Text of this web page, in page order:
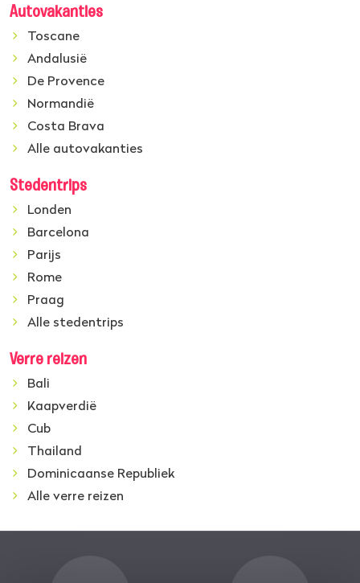
Autovakanties
Toscane
Andalusië
De Provence
Normandië
Costa Brava
Alle autovakanties
Stedentrips
Londen
Barcelona
Parijs
Rome
Praag
Alle stedentrips
Verre reizen
Bali
Kaapverdië
Cub
Thailand
Dominicaanse Republiek
Alle verre reizen